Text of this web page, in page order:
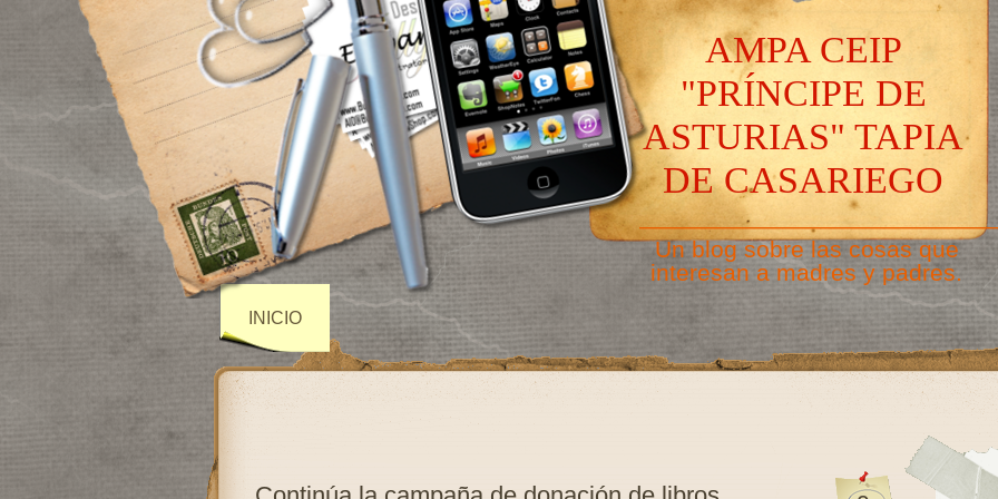
AMPA CEIP
"PRÍNCIPE DE
ASTURIAS" TAPIA
DE CASARIEGO
Un blog sobre las cosas que
interesan a madres y padres.
INICIO